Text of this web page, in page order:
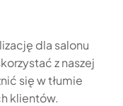
dla salonu
z naszej
się w tłumie
klientów.